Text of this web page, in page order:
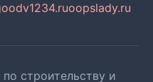
oopslady.ru
строительству и